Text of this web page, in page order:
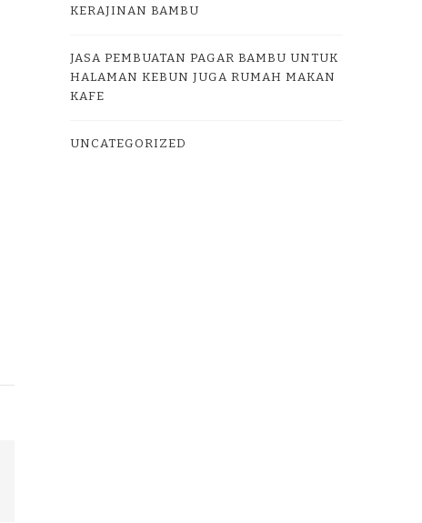
KERAJINAN BAMBU
JASA PEMBUATAN PAGAR BAMBU UNTUK
HALAMAN KEBUN JUGA RUMAH MAKAN
KAFE
UNCATEGORIZED